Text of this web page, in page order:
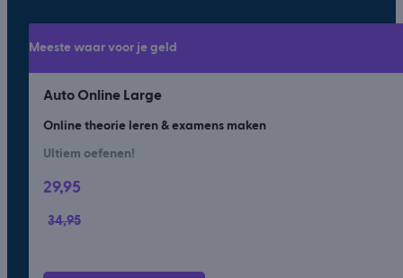
Meeste waar voor je geld
Auto Online Large
Online theorie leren & examens maken
Ultiem oefenen!
29,95
34,95